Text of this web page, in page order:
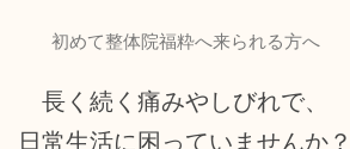
初めて整体院福粋へ来られる方へ
長く続く痛みやしびれで、
日常生活に困っていませんか？